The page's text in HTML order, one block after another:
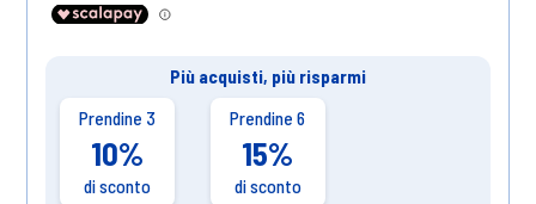
Più acquisti, più risparmi
Prendine 3
10%
di sconto
Prendine 6
15%
di sconto